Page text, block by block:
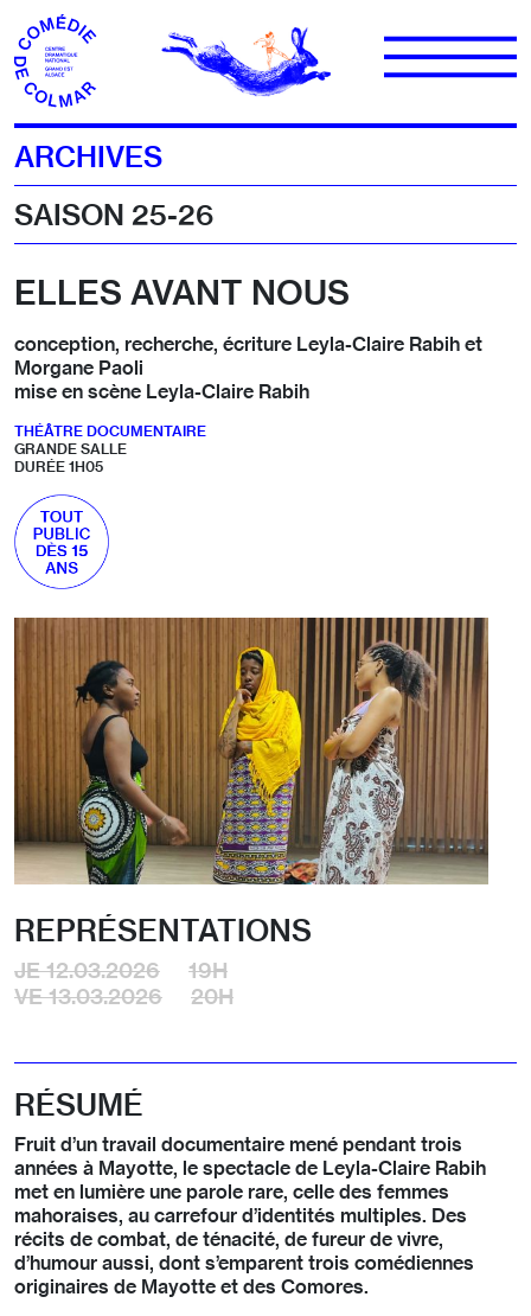
Aller au contenu
ARCHIVES
SAISON 25-26
ELLES AVANT NOUS
conception, recherche, écriture Leyla-Claire Rabih et
Morgane Paoli
mise en scène Leyla-Claire Rabih
THÉÂTRE DOCUMENTAIRE
GRANDE SALLE
DURÉE 1H05
REPRÉSENTATIONS
JE 12.03.2026
19H
VE 13.03.2026
20H
RÉSUMÉ
Fruit d’un travail documentaire mené pendant trois
années à Mayotte, le spectacle de Leyla-Claire Rabih
met en lumière une parole rare, celle des femmes
mahoraises, au carrefour d’identités multiples. Des
récits de combat, de ténacité, de fureur de vivre,
d’humour aussi, dont s’emparent trois comédiennes
originaires de Mayotte et des Comores.